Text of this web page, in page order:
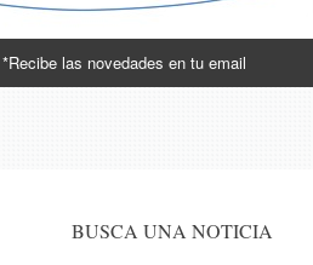
*Recibe las novedades en tu email
BUSCA UNA NOTICIA